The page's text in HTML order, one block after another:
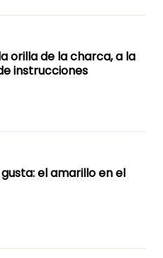
orilla de la charca, a la
instrucciones
el amarillo en el